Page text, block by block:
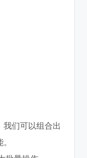
们可以组合出